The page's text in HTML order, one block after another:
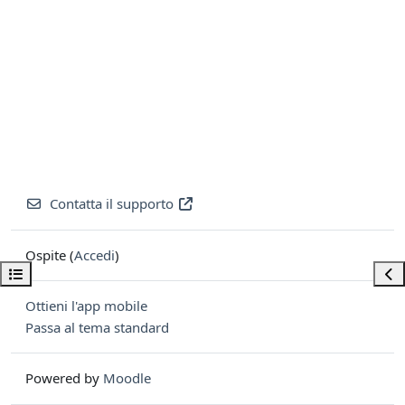
Apri indice del corso
Contatta il supporto
Ospite (Accedi)
Ottieni l'app mobile
Passa al tema standard
Powered by Moodle